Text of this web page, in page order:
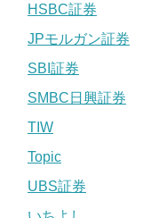
HSBC証券
JPモルガン証券
SBI証券
SMBC日興証券
TIW
Topic
UBS証券